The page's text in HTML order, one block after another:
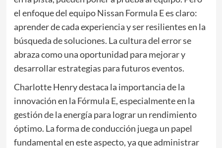
el enfoque del equipo Nissan Formula E es claro:
aprender de cada experiencia y ser resilientes en la
búsqueda de soluciones. La cultura del error se
abraza como una oportunidad para mejorar y
desarrollar estrategias para futuros eventos.
Charlotte Henry destaca la importancia de la
innovación en la Fórmula E, especialmente en la
gestión de la energía para lograr un rendimiento
óptimo. La forma de conducción juega un papel
fundamental en este aspecto, ya que administrar